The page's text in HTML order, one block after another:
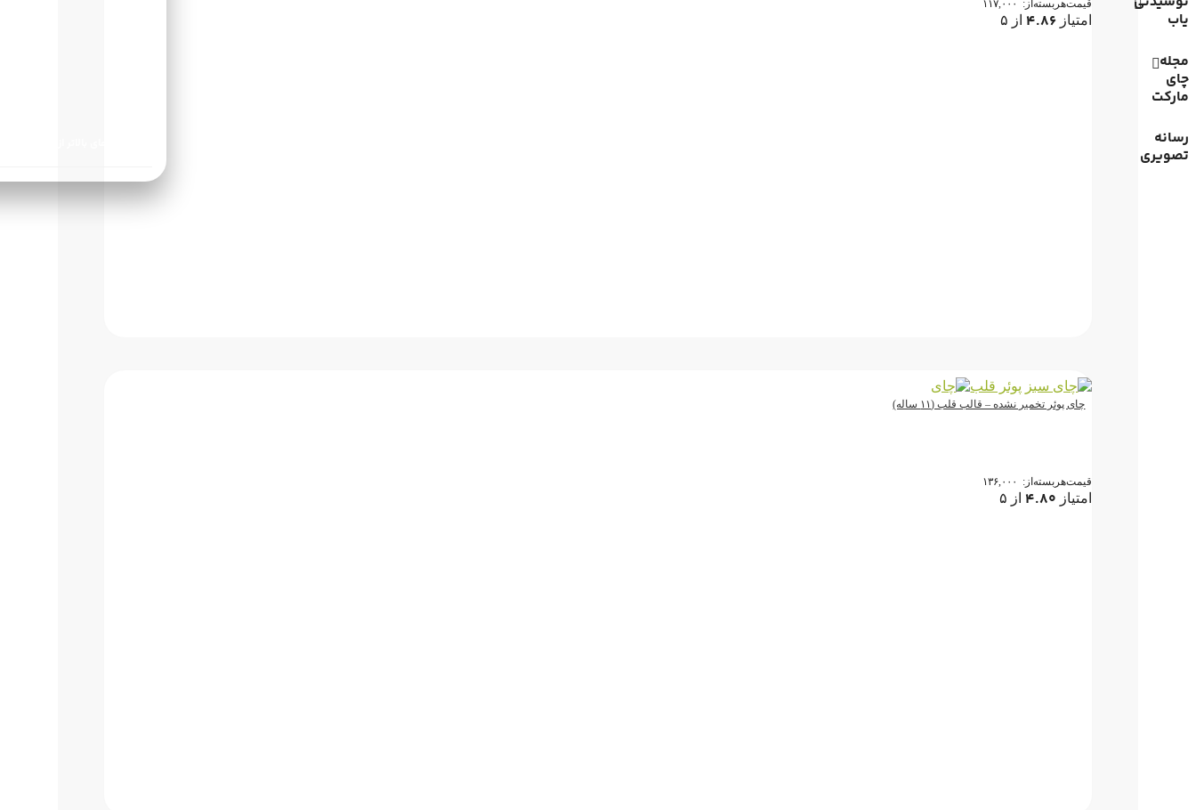
یاب
مجله
چای
مارکت
رسانه
تصویری
قیمت‌هر‌بسته‌از: ۱۱۷,۰۰۰
امتیاز ۴.۸۶ از ۵
چای پوئر تخمیر نشده – قالب قلب (۱۱ ساله)
قیمت‌هر‌بسته‌از: ۱۳۶,۰۰۰
امتیاز ۴.۸۰ از ۵